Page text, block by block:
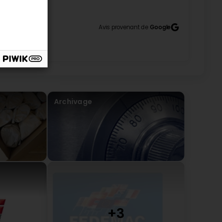
delivered, I had to get rid of my old living room
went smoothly. (Original) Wegen lieferung
rausbekommen. Allied war so
Sabrina. Nous restons à votre disposition pour
Avis provenant de Google
Archivage